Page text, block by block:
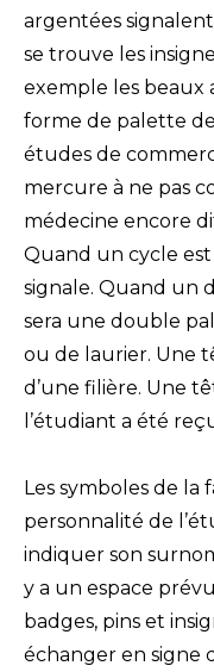
argentées
se trouve les
exemple les beaux
forme de palette
études de
mercure à ne pas
médecine encore
Quand un cycle
signale. Quand un
sera une double
ou de laurier. Une
d’une filière. Une
l’étudiant a été
Les symboles de
personnalité de
indiquer son
y a un espace
badges, pins et
échanger en signe